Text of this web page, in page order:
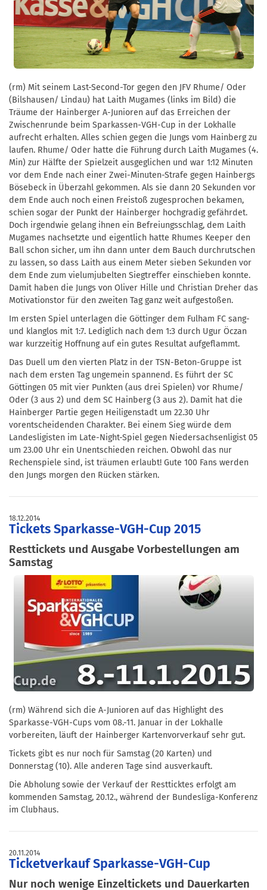
(rm) Mit seinem Last-Second-Tor gegen den JFV Rhume/ Oder
(Bilshausen/ Lindau) hat Laith Mugames (links im Bild) die
Träume der Hainberger A-Junioren auf das Erreichen der
Zwischenrunde beim Sparkassen-VGH-Cup in der Lokhalle
aufrecht erhalten. Alles schien gegen die Jungs vom Hainberg zu
laufen. Rhume/ Oder hatte die Führung durch Laith Mugames (4.
Min) zur Hälfte der Spielzeit ausgeglichen und war 1:12 Minuten
vor dem Ende nach einer Zwei-Minuten-Strafe gegen Hainbergs
Bösebeck in Überzahl gekommen. Als sie dann 20 Sekunden vor
dem Ende auch noch einen Freistoß zugesprochen bekamen,
schien sogar der Punkt der Hainberger hochgradig gefährdet.
Doch irgendwie gelang ihnen ein Befreiungsschlag, dem Laith
Mugames nachsetzte und eigentlich hatte Rhumes Keeper den
Ball schon sicher, um ihn dann unter dem Bauch durchrutschen
zu lassen, so dass Laith aus einem Meter sieben Sekunden vor
dem Ende zum vielumjubelten Siegtreffer einschieben konnte.
Damit haben die Jungs von Oliver Hille und Christian Dreher das
Motivationstor für den zweiten Tag ganz weit aufgestoßen.
Im ersten Spiel unterlagen die Göttinger dem Fulham FC sang-
und klanglos mit 1:7. Lediglich nach dem 1:3 durch Ugur Öczan
war kurzzeitig Hoffnung auf ein gutes Resultat aufgeflammt.
Das Duell um den vierten Platz in der TSN-Beton-Gruppe ist
nach dem ersten Tag ungemein spannend. Es führt der SC
Göttingen 05 mit vier Punkten (aus drei Spielen) vor Rhume/
Oder (3 aus 2) und dem SC Hainberg (3 aus 2). Damit hat die
Hainberger Partie gegen Heiligenstadt um 22.30 Uhr
vorentscheidenden Charakter. Bei einem Sieg würde dem
Landesligisten im Late-Night-Spiel gegen Niedersachsenligist 05
um 23.00 Uhr ein Unentschieden reichen. Obwohl das nur
Rechenspiele sind, ist träumen erlaubt! Gute 100 Fans werden
den Jungs morgen den Rücken stärken.
18.12.2014
Tickets Sparkasse-VGH-Cup 2015
Resttickets und Ausgabe Vorbestellungen am
Samstag
(rm) Während sich die A-Junioren auf das Highlight des
Sparkasse-VGH-Cups vom 08.-11. Januar in der Lokhalle
vorbereiten, läuft der Hainberger Kartenvorverkauf sehr gut.
Tickets gibt es nur noch für Samstag (20 Karten) und
Donnerstag (10). Alle anderen Tage sind ausverkauft.
Die Abholung sowie der Verkauf der Restticktes erfolgt am
kommenden Samstag, 20.12., während der Bundesliga-Konferenz
im Clubhaus.
20.11.2014
Ticketverkauf Sparkasse-VGH-Cup
Nur noch wenige Einzeltickets und Dauerkarten